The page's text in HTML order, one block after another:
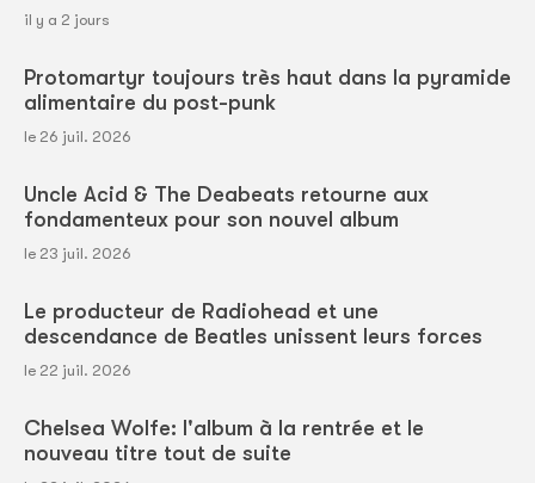
il y a 2 jours
Protomartyr toujours très haut dans la pyramide
alimentaire du post-punk
le 26 juil. 2026
Uncle Acid & The Deabeats retourne aux
fondamenteux pour son nouvel album
le 23 juil. 2026
Le producteur de Radiohead et une
descendance de Beatles unissent leurs forces
le 22 juil. 2026
Chelsea Wolfe: l'album à la rentrée et le
nouveau titre tout de suite